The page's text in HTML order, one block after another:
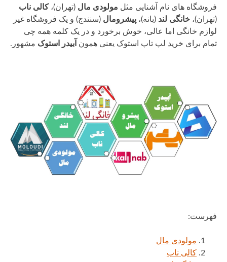
فروشگاه های نام آشنایی مثل مولودی مال (تهران)، کالی ناب
(تهران)، خانگی لند (بانه)، پیشرومال (سنندج) و یک فروشگاه غیر
لوازم خانگی اما عالی، خوش برخورد و در یک کلمه همه چی
تمام برای خرید لپ تاپ استوک یعنی همون آبیدر استوک مشهور.
فهرست:
مولودی مال
کالی ناب